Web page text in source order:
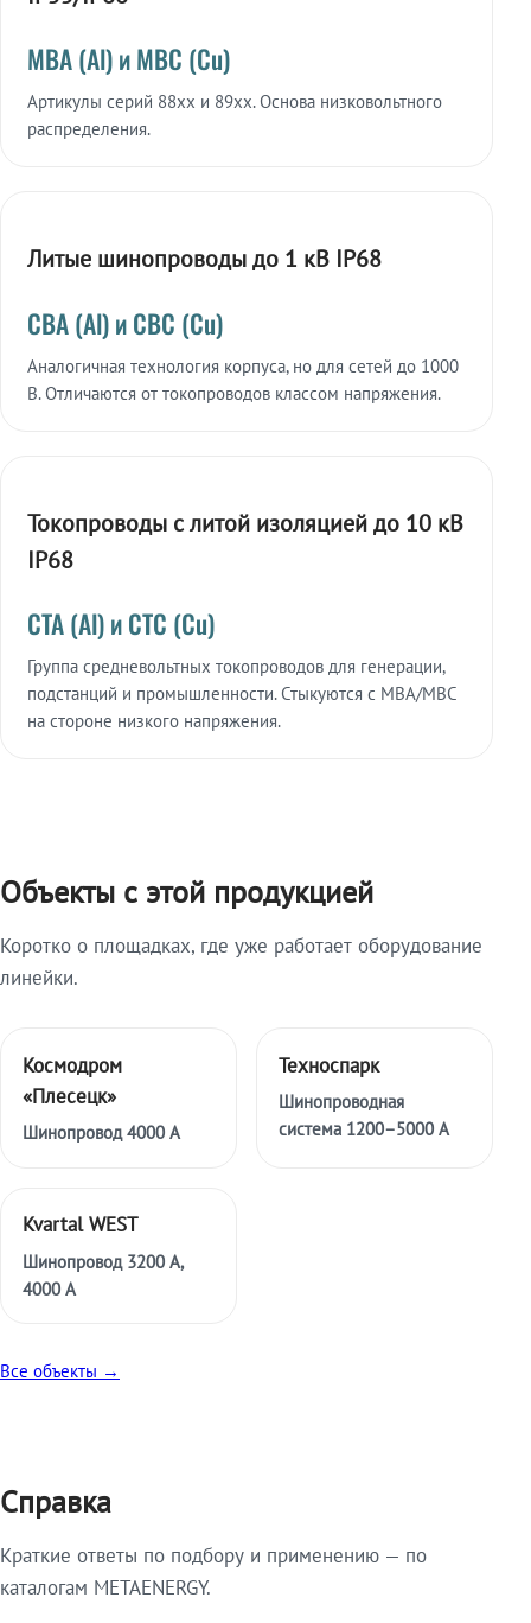
МВА (Al) и МВС (Cu)
Артикулы серий 88xx и 89xx. Основа низковольтного
распределения.
Литые шинопроводы до 1 кВ IP68
СВА (Al) и СВС (Cu)
Аналогичная технология корпуса, но для сетей до 1000
В. Отличаются от токопроводов классом напряжения.
Токопроводы с литой изоляцией до 10 кВ
IP68
СТА (Al) и СТС (Cu)
Группа средневольтных токопроводов для генерации,
подстанций и промышленности. Стыкуются с МВА/МВС
на стороне низкого напряжения.
Объекты с этой продукцией
Коротко о площадках, где уже работает оборудование
линейки.
Космодром
«Плесецк»
Шинопровод 4000 А
Техноспарк
Шинопроводная
система 1200–5000 А
Kvartal WEST
Шинопровод 3200 А,
4000 А
Все объекты →
Справка
Краткие ответы по подбору и применению — по
каталогам METAENERGY.